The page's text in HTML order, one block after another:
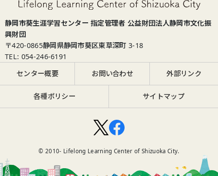
静岡市葵生涯学習センター 指定管理者 公益財団法人静岡市文化振
興財団
〒420-0865静岡県静岡市葵区東草深町 3-18
TEL: 054-246-6191
センター概要
お問い合わせ 外部リンク
各種ポリシー サイトマップ
© 2010- Lifelong Learning Center of Shizuoka City.